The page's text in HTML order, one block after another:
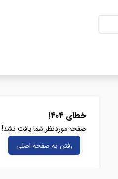
خطای ۴۰۴!
صفحه موردنظر شما یافت نشد!
رفتن به صفحه‌ اصلی